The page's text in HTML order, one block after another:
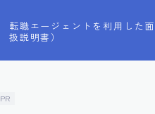
転職エージェントを利用した
扱説明書）
PR